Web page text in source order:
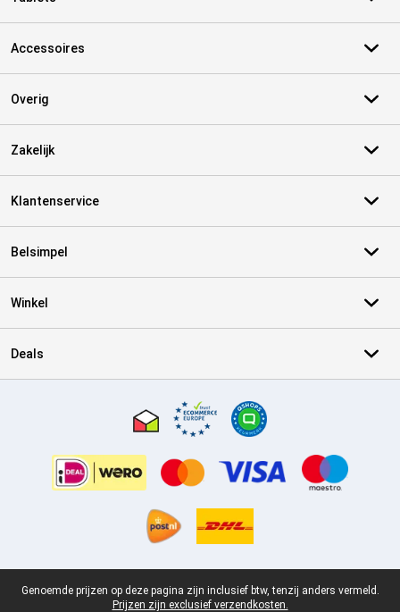
Accessoires
Overig
Zakelijk
Klantenservice
Belsimpel
Winkel
Deals
Juridische voettekst
Genoemde prijzen op deze pagina zijn inclusief btw, tenzij anders vermeld.
Prijzen zijn exclusief verzendkosten.